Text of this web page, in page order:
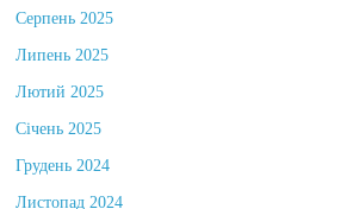
Серпень 2025
Липень 2025
Лютий 2025
Січень 2025
Грудень 2024
Листопад 2024